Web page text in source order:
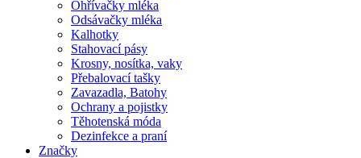
Ohřívačky mléka
Odsávačky mléka
Kalhotky
Stahovací pásy
Krosny, nosítka, vaky
Přebalovací tašky
Zavazadla, Batohy
Ochrany a pojistky
Těhotenská móda
Dezinfekce a praní
Značky